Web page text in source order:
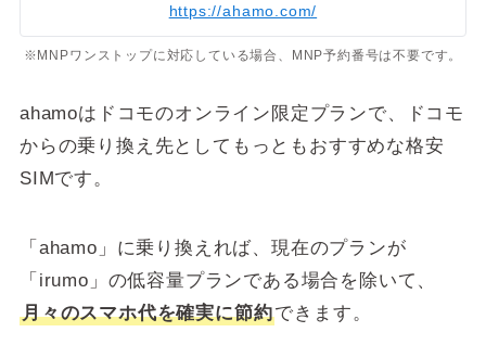
https://ahamo.com/
※MNPワンストップに対応している場合、MNP予約番号は不要です。
ahamoはドコモのオンライン限定プランで、ドコモ
からの乗り換え先としてもっともおすすめな格安
SIMです。
「ahamo」に乗り換えれば、現在のプランが
「irumo」の低容量プランである場合を除いて、
月々のスマホ代を確実に節約できます。